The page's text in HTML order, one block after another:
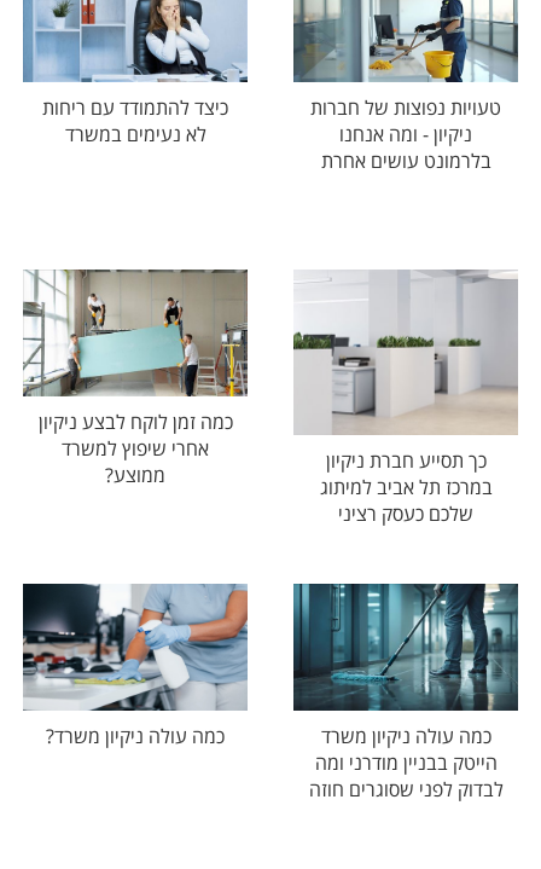
טעויות נפוצות של חברות
ניקיון - ומה אנחנו
בלרמונט עושים אחרת
כיצד להתמודד עם ריחות
לא נעימים במשרד
כך תסייע חברת ניקיון
במרכז תל אביב למיתוג
שלכם כעסק רציני
כמה זמן לוקח לבצע ניקיון
אחרי שיפוץ למשרד
ממוצע?
כמה עולה ניקיון משרד
הייטק בבניין מודרני ומה
לבדוק לפני שסוגרים חוזה
כמה עולה ניקיון משרד?